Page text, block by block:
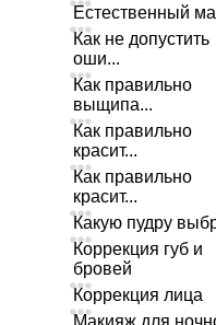
Естественный
Как не допустить
оши...
Как правильно
выщипа...
Как правильно
красит...
Как правильно
красит...
Какую пудру
Коррекция губ и
бровей
Коррекция лица
Макияж для